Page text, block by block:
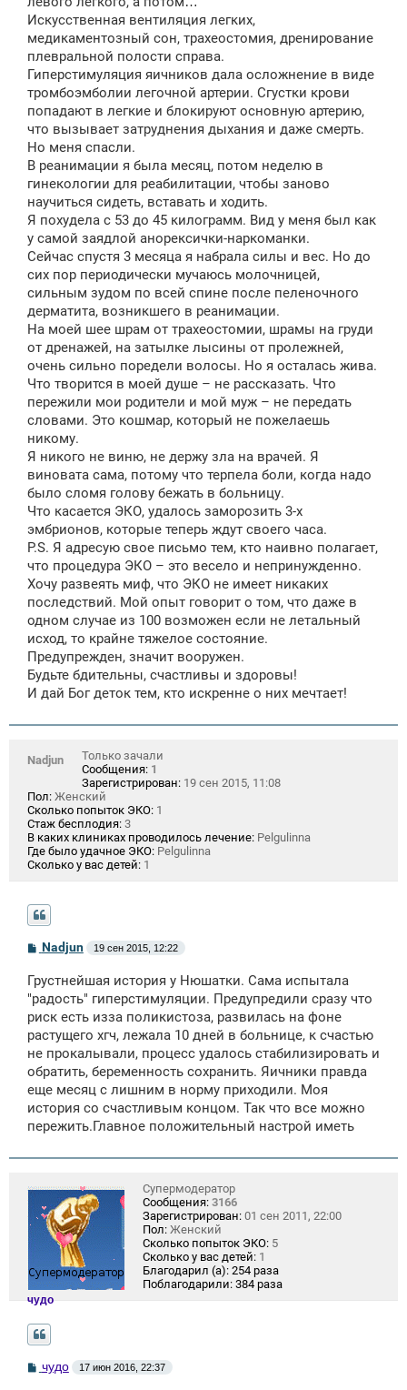
Искусственная вентиляция легких,
медикаментозный сон, трахеостомия, дренирование
плевральной полости справа.
Гиперстимуляция яичников дала осложнение в виде
тромбоэмболии легочной артерии. Сгустки крови
попадают в легкие и блокируют основную артерию,
что вызывает затруднения дыхания и даже смерть.
Но меня спасли.
В реанимации я была месяц, потом неделю в
гинекологии для реабилитации, чтобы заново
научиться сидеть, вставать и ходить.
Я похудела с 53 до 45 килограмм. Вид у меня был как
у самой заядлой анорексички-наркоманки.
Сейчас спустя 3 месяца я набрала силы и вес. Но до
сих пор периодически мучаюсь молочницей,
сильным зудом по всей спине после пеленочного
дерматита, возникшего в реанимации.
На моей шее шрам от трахеостомии, шрамы на груди
от дренажей, на затылке лысины от пролежней,
очень сильно поредели волосы. Но я осталась жива.
Что творится в моей душе – не рассказать. Что
пережили мои родители и мой муж – не передать
словами. Это кошмар, который не пожелаешь
никому.
Я никого не виню, не держу зла на врачей. Я
виновата сама, потому что терпела боли, когда надо
было сломя голову бежать в больницу.
Что касается ЭКО, удалось заморозить 3-х
эмбрионов, которые теперь ждут своего часа.
P.S. Я адресую свое письмо тем, кто наивно полагает,
что процедура ЭКО – это весело и непринужденно.
Хочу развеять миф, что ЭКО не имеет никаких
последствий. Мой опыт говорит о том, что даже в
одном случае из 100 возможен если не летальный
исход, то крайне тяжелое состояние.
Предупрежден, значит вооружен.
Будьте бдительны, счастливы и здоровы!
И дай Бог деток тем, кто искренне о них мечтает!
Nadjun
Только зачали
Сообщения: 1
Зарегистрирован: 19 сен 2015, 11:08
Пол: Женский
Сколько попыток ЭКО: 1
Стаж бесплодия: 3
В каких клиниках проводилось лечение: Pelgulinna
Где было удачное ЭКО: Pelgulinna
Сколько у вас детей: 1
С
о
б
щ
н
и
Nadjun 19 сен 2015, 12:22
Грустнейшая история у Нюшатки. Сама испытала
"радость" гиперстимуляции. Предупредили сразу что
риск есть изза поликистоза, развилась на фоне
растущего хгч, лежала 10 дней в больнице, к счастью
не прокалывали, процесс удалось стабилизировать и
обратить, беременность сохранить. Яичники правда
еще месяц с лишним в норму приходили. Моя
история со счастливым концом. Так что все можно
пережить.Главное положительный настрой иметь
чудо
Супермодератор
Сообщения: 3166
Зарегистрирован: 01 сен 2011, 22:00
Пол: Женский
Сколько попыток ЭКО: 5
Сколько у вас детей: 1
Благодарил (а): 254 раза
Поблагодарили: 384 раза
С
о
чудо 17 июн 2016, 22:37